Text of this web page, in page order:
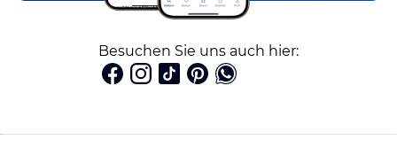
Besuchen Sie uns auch hier: